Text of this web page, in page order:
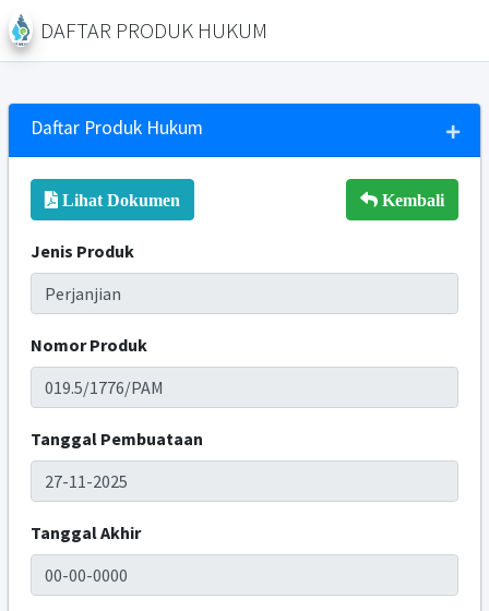
DAFTAR PRODUK HUKUM
Daftar Produk Hukum
Lihat Dokumen Kembali
Jenis Produk
Nomor Produk
Tanggal Pembuataan
Tanggal Akhir